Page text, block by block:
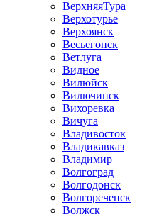
ВерхняяТура
Верхотурье
Верхоянск
Весьегонск
Ветлуга
Видное
Вилюйск
Вилючинск
Вихоревка
Вичуга
Владивосток
Владикавказ
Владимир
Волгоград
Волгодонск
Волгореченск
Волжск